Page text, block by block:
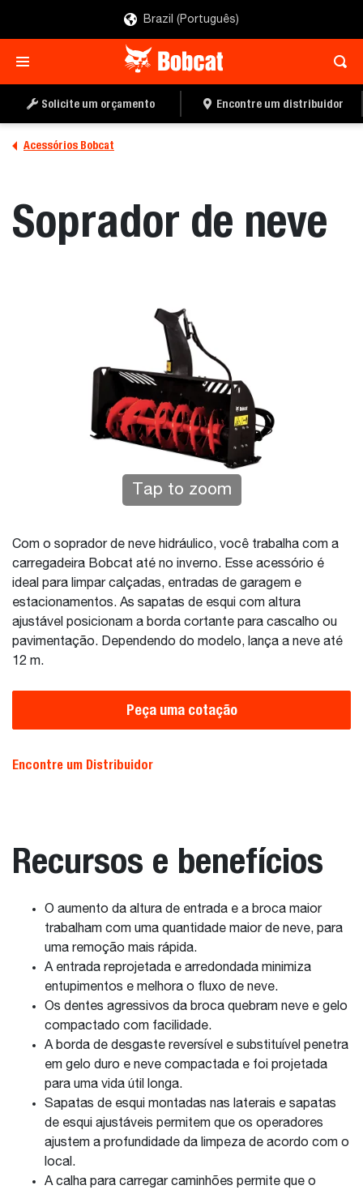
Brazil (Português)
Solicite um orçamento Encontre um distribuidor
Acessórios Bobcat
Soprador de neve
Tap to zoom
Com o soprador de neve hidráulico, você trabalha com a
carregadeira Bobcat até no inverno. Esse acessório é
ideal para limpar calçadas, entradas de garagem e
estacionamentos. As sapatas de esqui com altura
ajustável posicionam a borda cortante para cascalho ou
pavimentação. Dependendo do modelo, lança a neve até
12 m.
Peça uma cotação
Encontre um Distribuidor
Recursos e benefícios
O aumento da altura de entrada e a broca maior
trabalham com uma quantidade maior de neve, para
uma remoção mais rápida.
A entrada reprojetada e arredondada minimiza
entupimentos e melhora o fluxo de neve.
Os dentes agressivos da broca quebram neve e gelo
compactado com facilidade.
A borda de desgaste reversível e substituível penetra
em gelo duro e neve compactada e foi projetada
para uma vida útil longa.
Sapatas de esqui montadas nas laterais e sapatas
de esqui ajustáveis permitem que os operadores
ajustem a profundidade da limpeza de acordo com o
local.
A calha para carregar caminhões permite que o
PEÇA UMA COTAÇÃO
ENCONTRE UM